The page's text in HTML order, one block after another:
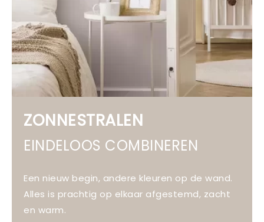
ZONNESTRALEN
EINDELOOS COMBINEREN
Een nieuw begin, andere kleuren op de wand.
Alles is prachtig op elkaar afgestemd, zacht
en warm.